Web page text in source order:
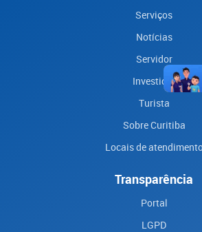
Serviços
Notícias
Servidor
Investidor
Turista
Sobre Curitiba
Locais de
Transparência
Portal
LGPD